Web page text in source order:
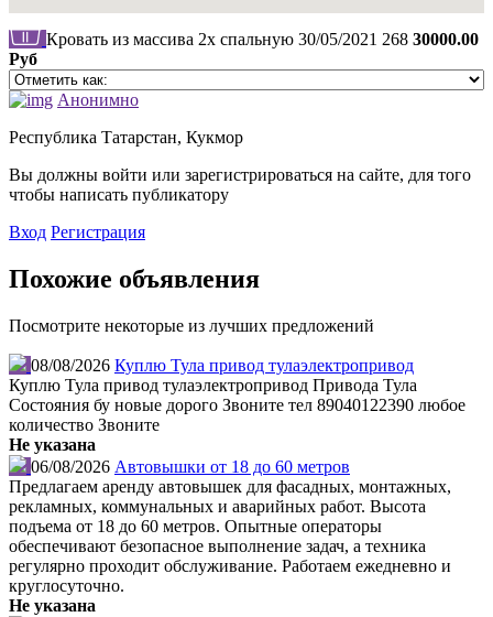
Кровать из массива 2х спальную 30/05/2021 268 30000.00
Руб
Анонимно
Республика Татарстан, Кукмор
Вы должны войти или зарегистрироваться на сайте, для того
чтобы написать публикатору
Вход Регистрация
Похожие объявления
Посмотрите некоторые из лучших предложений
08/08/2026 Куплю Тула привод тулаэлектропривод
Куплю Тула привод тулаэлектропривод Привода Тула
Состояния бу новые дорого Звоните тел 89040122390 любое
количество Звоните
Не указана
06/08/2026 Автовышки от 18 до 60 метров
Предлагаем аренду автовышек для фасадных, монтажных,
рекламных, коммунальных и аварийных работ. Высота
подъема от 18 до 60 метров. Опытные операторы
обеспечивают безопасное выполнение задач, а техника
регулярно проходит обслуживание. Работаем ежедневно и
круглосуточно.
Не указана